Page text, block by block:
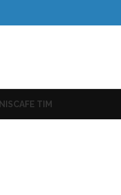
NISCAFE TIM